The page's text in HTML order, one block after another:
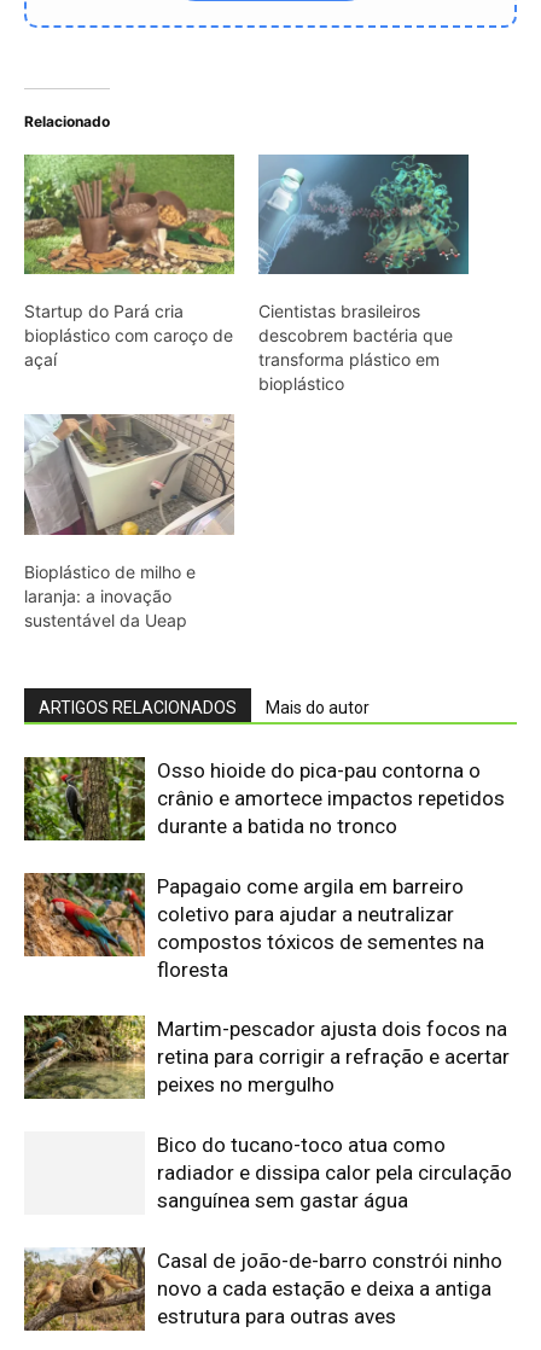
Relacionado
Startup do Pará cria
bioplástico com caroço de
açaí
Cientistas brasileiros
descobrem bactéria que
transforma plástico em
bioplástico
Bioplástico de milho e
laranja: a inovação
sustentável da Ueap
ARTIGOS RELACIONADOS Mais do autor
Osso hioide do pica-pau contorna o
crânio e amortece impactos repetidos
durante a batida no tronco
Papagaio come argila em barreiro
coletivo para ajudar a neutralizar
compostos tóxicos de sementes na
floresta
Martim-pescador ajusta dois focos na
retina para corrigir a refração e acertar
peixes no mergulho
Bico do tucano-toco atua como
radiador e dissipa calor pela circulação
sanguínea sem gastar água
Casal de joão-de-barro constrói ninho
novo a cada estação e deixa a antiga
estrutura para outras aves